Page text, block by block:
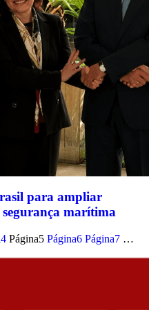
para ampliar
marítima
4 Página5 Página6 Página7 …